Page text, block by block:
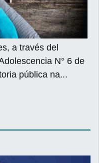
a través del
N° 6 de
pública na...